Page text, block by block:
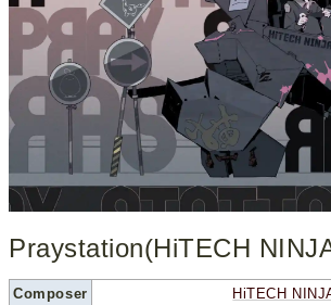
Praystation(HiTECH
Composer
HiTECH